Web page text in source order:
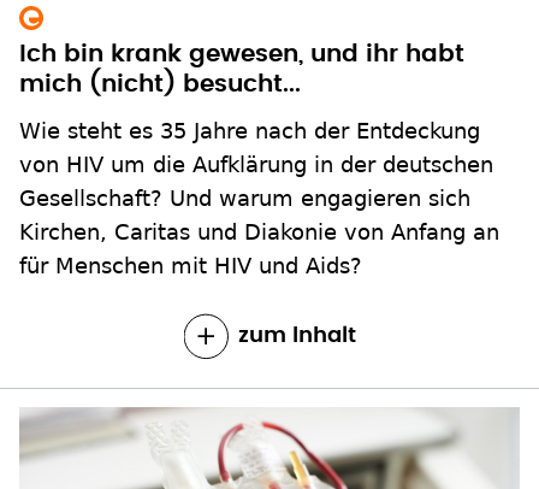
Ich bin krank gewesen, und ihr habt
mich (nicht) besucht...
Wie steht es 35 Jahre nach der Entdeckung
von HIV um die Aufklärung in der deutschen
Gesellschaft? Und warum engagieren sich
Kirchen, Caritas und Diakonie von Anfang an
für Menschen mit HIV und Aids?
zum Inhalt